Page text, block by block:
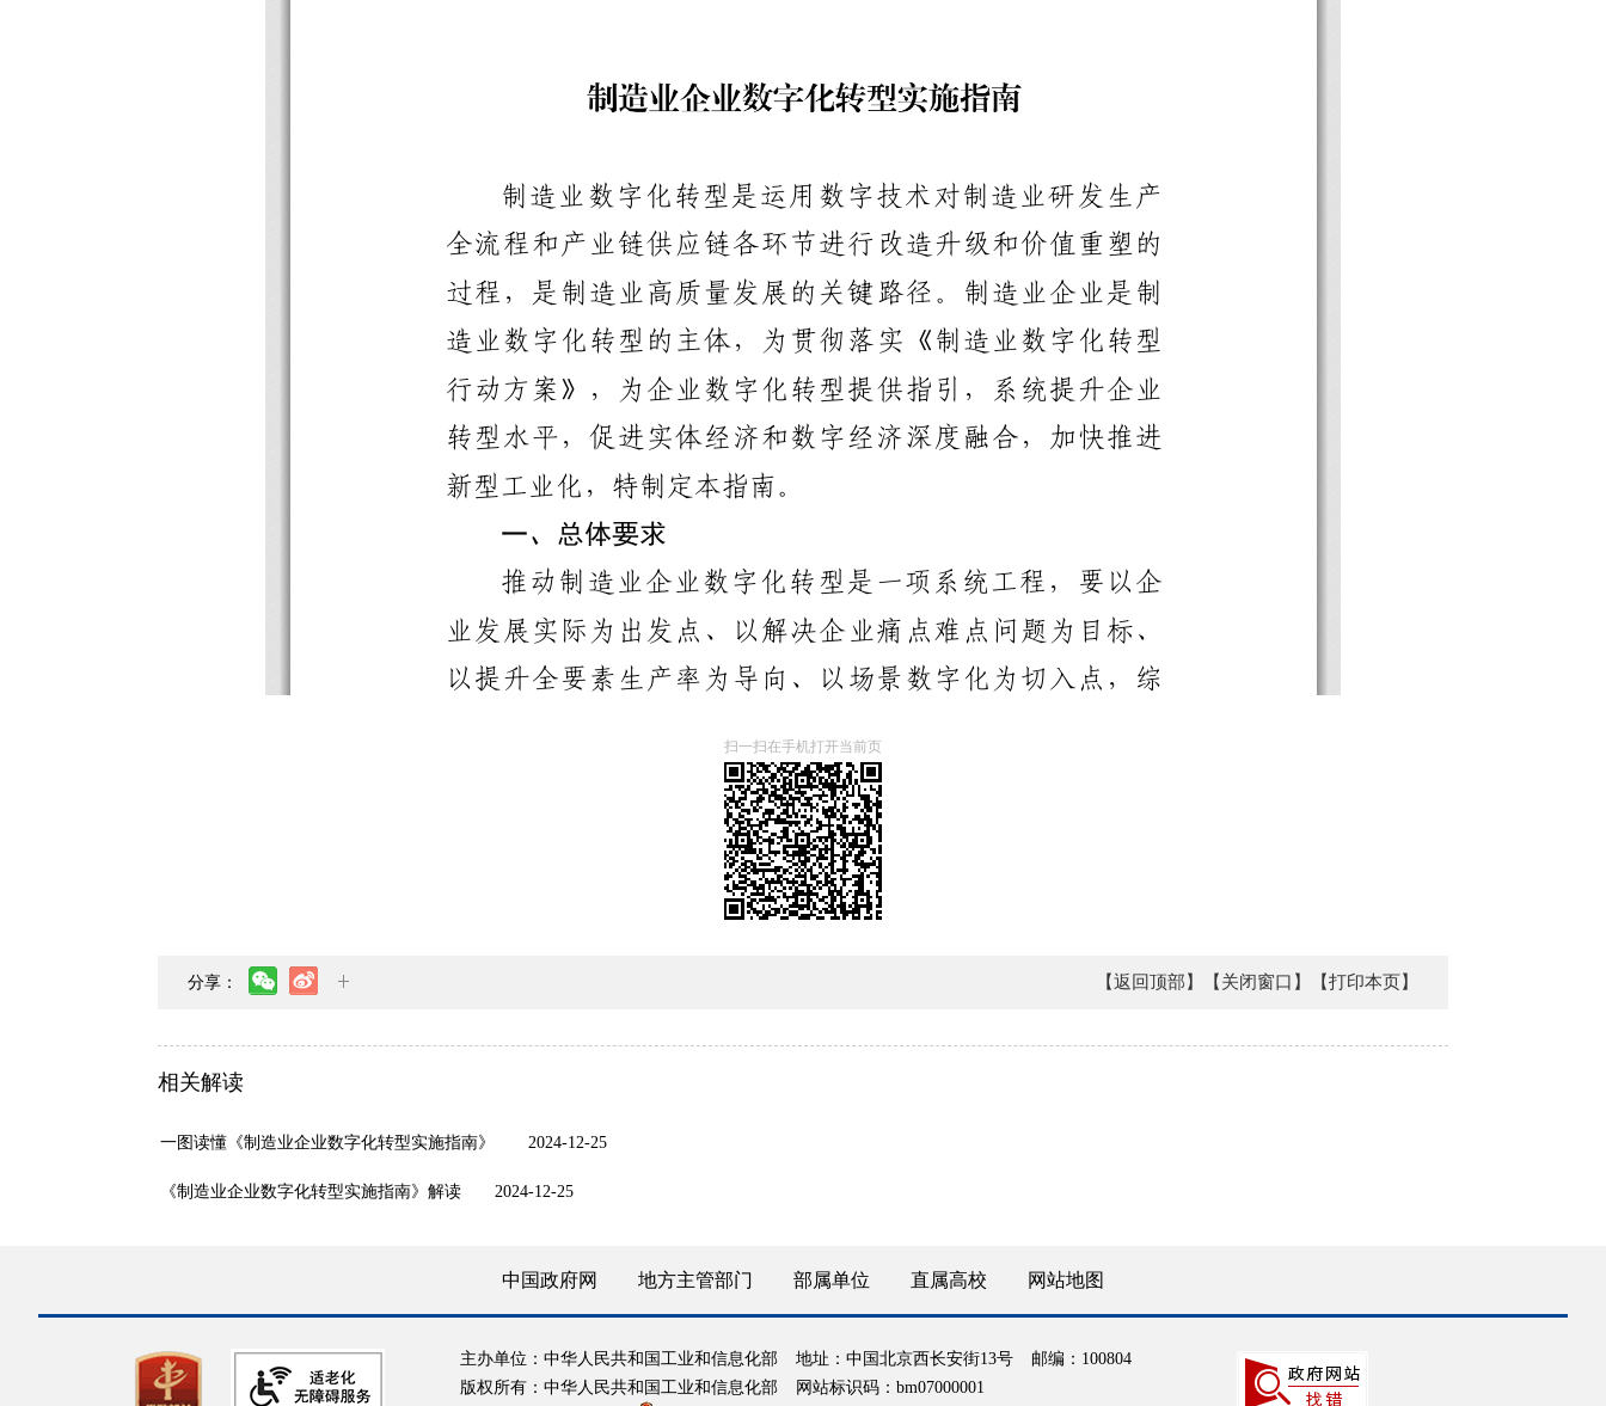
扫一扫在手机打开当前页
分享： 【返回顶部】 【关闭窗口】 【打印本页】
相关解读
一图读懂《制造业企业数字化转型实施指南》 2024-12-25
《制造业企业数字化转型实施指南》解读 2024-12-25
中国政府网 地方主管部门 部属单位 直属高校 网站地图
主办单位：中华人民共和国工业和信息化部 地址：中国北京西长安街13号
邮编：100804
版权所有：中华人民共和国工业和信息化部
网站标识码：bm07000001